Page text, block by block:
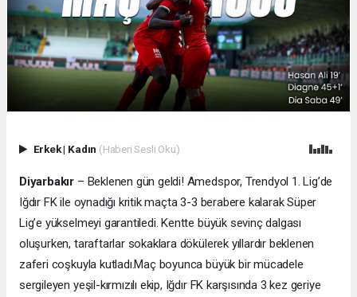
Erkek| Kadın (Haberi Sesli Oku)
Diyarbakır – Beklenen gün geldi! Amedspor, Trendyol 1. Lig’de
Iğdır FK ile oynadığı kritik maçta 3-3 berabere kalarak Süper
Lig’e yükselmeyi garantiledi. Kentte büyük sevinç dalgası
oluşurken, taraftarlar sokaklara dökülerek yıllardır beklenen
zaferi coşkuyla kutladı.Maç boyunca büyük bir mücadele
sergileyen yeşil-kırmızılı ekip, Iğdır FK karşısında 3 kez geriye